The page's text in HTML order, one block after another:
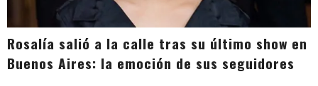
Rosalía salió a la calle tras su último show en
Buenos Aires: la emoción de sus seguidores